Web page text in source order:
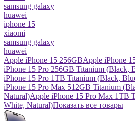
samsung galaxy
huawei
iphone 15
xiaomi
samsung galaxy
huawei
Apple iPhone 15 256GBApple iPhone
iPhone 15 Pro 256GB Titanium (Black,
iPhone 15 Pro 1TB Titanium (Black,
iPhone 15 Pro Max 512GB Titanium
Natural)Apple iPhone 15 Pro Max 1TB
White, Natural)Показать все товары